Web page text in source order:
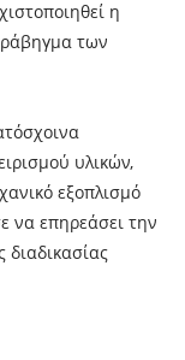
η
των
υλικών,
εξοπλισμό
επηρεάσει την
διαδικασίας